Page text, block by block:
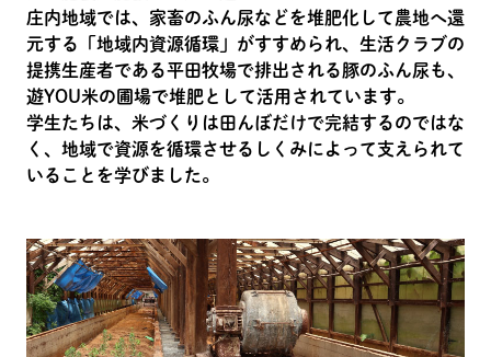
庄内地域では、家畜のふん尿などを堆肥化して農地へ還
元する「地域内資源循環」がすすめられ、生活クラブの
提携生産者である平田牧場で排出される豚のふん尿も、
遊YOU米の圃場で堆肥として活用されています。
学生たちは、米づくりは田んぼだけで完結するのではな
く、地域で資源を循環させるしくみによって支えられて
いることを学びました。